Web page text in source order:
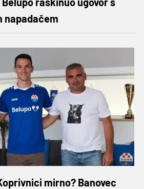
napadačem
mirno? Banovec